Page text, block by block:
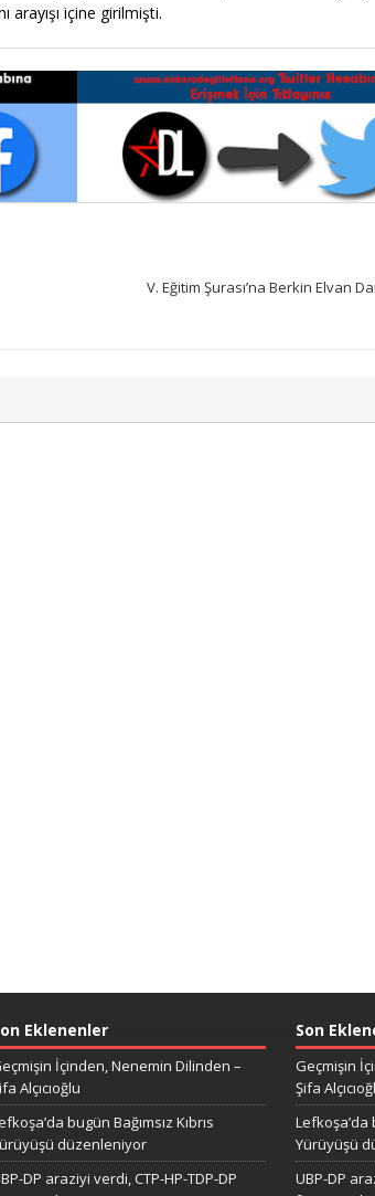
arayışı içine girilmişti.
V. Eğitim Şurası’na Berkin Elvan
Eklenenler
İçinden, Nenemin Dilinden –
Alçıcıoğlu
bugün Bağımsız Kıbrıs
düzenleniyor
DP araziyi verdi, CTP-HP-TDP-DP
Son
Geçmişin
Şifa
Lefkoşa’da
Yürüyüşü
UBP-DP